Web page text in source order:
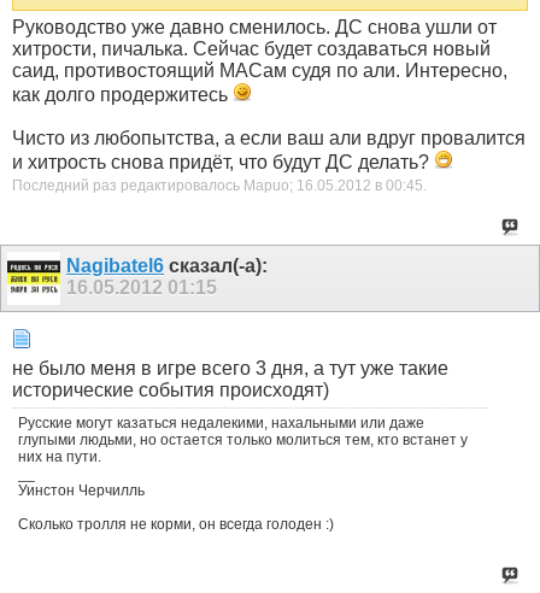
Руководство уже давно сменилось. ДС снова ушли от
хитрости, пичалька. Сейчас будет создаваться новый
саид, противостоящий МАСам судя по али. Интересно,
как долго продержитесь
Чисто из любопытства, а если ваш али вдруг провалится
и хитрость снова придёт, что будут ДС делать?
Последний раз редактировалось Mapuo; 16.05.2012 в 00:45.
Nagibatel6 сказал(-а):
16.05.2012 01:15
не было меня в игре всего 3 дня, а тут уже такие
исторические события происходят)
Русские могут казаться недалекими, нахальными или даже
глупыми людьми, но остается только молиться тем, кто встанет у
них на пути.
Уинстон Черчилль
Сколько тролля не корми, он всегда голоден :)